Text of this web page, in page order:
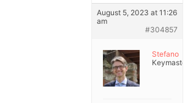
August 5, 2023 at 11:26
am
#304857
Stefano
Keymaster